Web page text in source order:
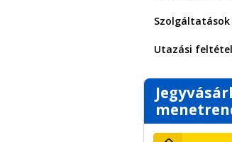
Szolgáltatások
Utazási